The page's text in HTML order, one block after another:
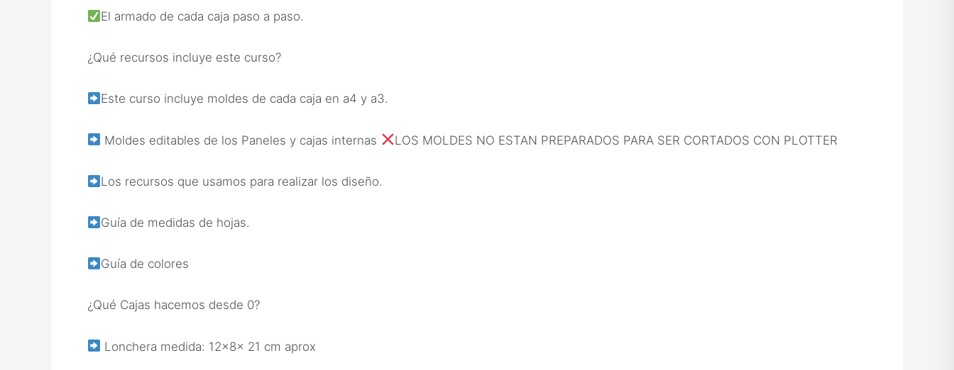
El armado de cada caja paso a paso.
¿Qué recursos incluye este curso?
Este curso incluye moldes de cada caja en a4 y a3.
Moldes editables de los Paneles y cajas internas LOS MOLDES NO ESTAN PREPARADOS PARA SER CORTADOS CON PLOTTER
Los recursos que usamos para realizar los diseño.
Guía de medidas de hojas.
Guía de colores
¿Qué Cajas hacemos desde 0?
Lonchera medida: 12x8x 21 cm aprox